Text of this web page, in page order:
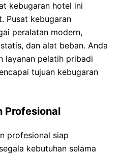
kebugaran hotel ini
Pusat kebugaran
peralatan modern,
dan alat beban. Anda
layanan pelatih pribadi
tujuan kebugaran
Profesional
profesional siap
kebutuhan selama